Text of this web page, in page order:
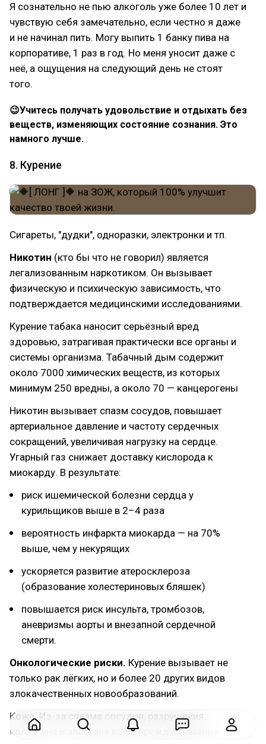
Я сознательно не пью алкоголь уже более 10 лет и
чувствую себя замечательно, если честно я даже
и не начинал пить. Могу выпить 1 банку пива на
корпоративе, 1 раз в год. Но меня уносит даже с
неё, а ощущения на следующий день не стоят
того.
😉Учитесь получать удовольствие и отдыхать без
веществ, изменяющих состояние сознания. Это
намного лучше.
8. Курение
Сигареты, "дудки", одноразки, электронки и тп.
Никотин (кто бы что не говорил) является
легализованным наркотиком. Он вызывает
физическую и психическую зависимость, что
подтверждается медицинскими исследованиями.
Курение табака наносит серьёзный вред
здоровью, затрагивая практически все органы и
системы организма. Табачный дым содержит
около 7000 химических веществ, из которых
минимум 250 вредны, а около 70 — канцерогены
Никотин вызывает спазм сосудов, повышает
артериальное давление и частоту сердечных
сокращений, увеличивая нагрузку на сердце.
Угарный газ снижает доставку кислорода к
миокарду. В результате:
риск ишемической болезни сердца у
курильщиков выше в 2–4 раза
вероятность инфаркта миокарда — на 70%
выше, чем у некурящих
ускоряется развитие атеросклероза
(образование холестериновых бляшек)
повышается риск инсульта, тромбозов,
аневризмы аорты и внезапной сердечной
смерти.
Онкологические риски. Курение вызывает не
только рак лёгких, но и более 20 других видов
злокачественных новообразований.
Кожа. Из-за спазма сосудов, разрушения
коллагена и эластина кожа преждевременно